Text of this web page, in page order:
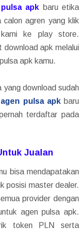
apk baru etika
calon agren yang klik
ke play store.
download apk melalui
apk kamu.
yang download sudah
agen pulsa apkbaru
terdaftar pada
Jualan
bisa mendapatakan
posisi master dealer.
provider dengan
agen pulsa apk.
token PLN serta